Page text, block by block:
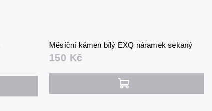
Měsíční kámen bílý EXQ náramek sekaný
150 Kč